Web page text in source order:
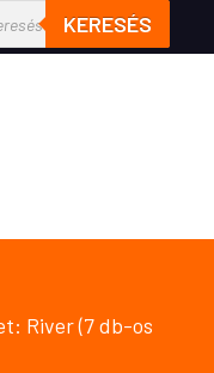
KERESÉS
River (7 db-os